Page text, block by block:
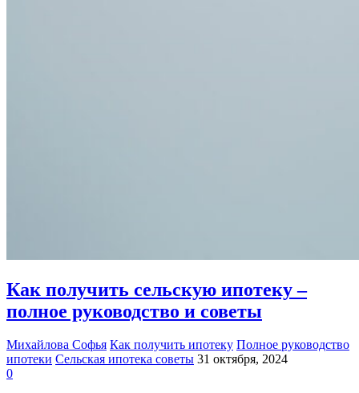
Как получить сельскую ипотеку –
полное руководство и советы
Михайлова Софья Как получить ипотеку Полное руководство
ипотеки Сельская ипотека советы 31 октября, 2024
0